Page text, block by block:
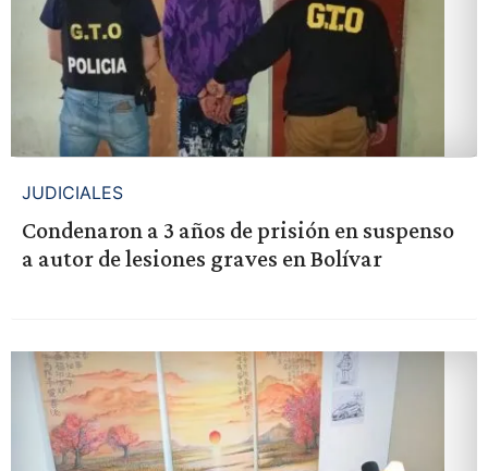
JUDICIALES
Condenaron a 3 años de prisión en suspenso
a autor de lesiones graves en Bolívar